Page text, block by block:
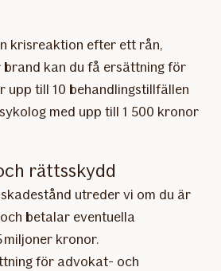
krisreaktion efter ett rån,
kan du få ersättning för
upp till 10 behandlingstillfällen
med upp till 1 500 kronor
rättsskydd
utreder vi om du är
betalar eventuella
miljoner kronor.
för advokat- och